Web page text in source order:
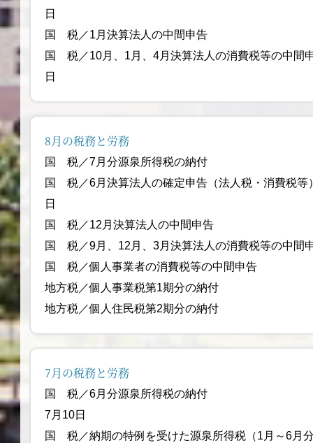
日
国 税／1月決算法人の中
国 税／10月、1月、4月決算法人の消費税等の中間
日
8月の税務と労務
国 税／7月分源泉所得税
国 税／6月決算法人の確定申告（法人
日
国 税／12月決算法人の
国 税／9月、12月、3月決算法人の消費税等の中間
国 税／個人事業者の消費税等
地方税／個人事業税第1期分の納付 都道
地方税／個人住民税第2期分の納付 市区
7月の税務と労務
国 税／6月分源泉
7月10日
国 税／納期の特例を受けた源泉所得税（1月～6月